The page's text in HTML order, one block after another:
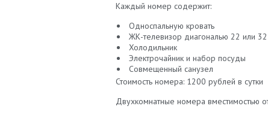
Каждый номер содержит:
Односпальную кровать
ЖК-телевизор диагональю 22 или
Холодильник
Электрочайник и набор посуды
Совмещенный санузел
Стоимость номера: 1200 рублей в сутки
Двухкомнатные номера вместимостью